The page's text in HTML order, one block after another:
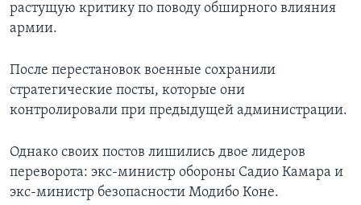
растущую критику по поводу обширного влияния
армии.
После перестановок военные сохранили
стратегические посты, которые они
контролировали при предыдущей администрации.
Однако своих постов лишились двое лидеров
переворота: экс-министр обороны Садио Камара и
экс-министр безопасности Модибо Коне.